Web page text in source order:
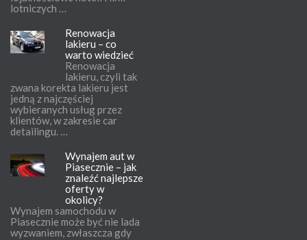
lotniczych …
Renowacja
lakieru – co
warto wiedzieć
Renowacja
lakieru, czyli tak
zwana korekta lakieru jest
jedną z najczęściej
wybieranych usług przez
klientów, w zakresie car
detailingu. …
Wynajem aut w
Piasecznie – jak
znaleźć najlepsze
oferty w
okolicy?
Wynajem samochodu w
Piasecznie może być nie lada
wyzwaniem, zwłaszcza gdy